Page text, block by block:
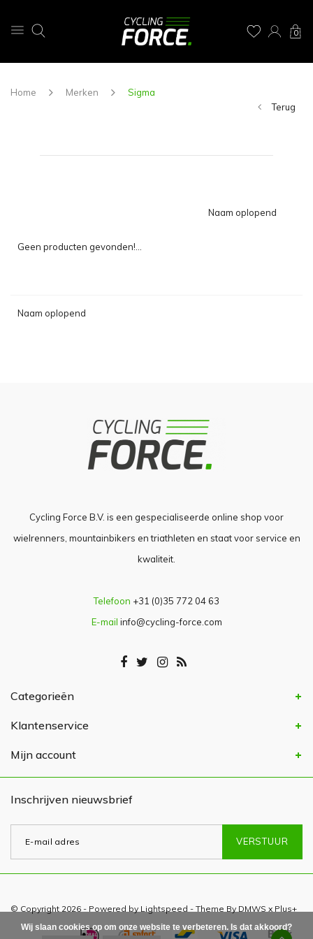
0
Home Merken
Sigma
Terug
Naam oplopend
Geen producten gevonden!...
Naam oplopend
Cycling Force B.V. is een gespecialiseerde online shop voor
wielrenners, mountainbikers en triathleten en staat voor service en
kwaliteit.
Telefoon +31 (0)35 772 04 63
E-mail info@cycling-force.com
Categorieën
Klantenservice
Mijn account
Inschrijven nieuwsbrief
VERSTUUR
© Copyright 2026 - Powered by Lightspeed - Theme By DMWS x Plus+
Wij slaan cookies op om onze website te verbeteren. Is dat akkoord?